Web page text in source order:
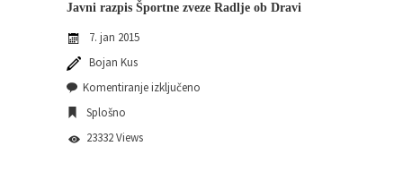
Javni razpis Športne zveze Radlje ob Dravi
7. jan 2015
Bojan Kus
Komentiranje izključeno
Splošno
23332 Views